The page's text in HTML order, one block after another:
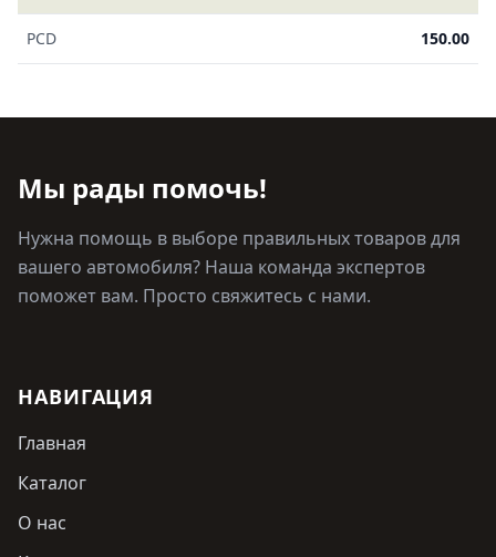
PCD 150.00
Мы рады помочь!
Нужна помощь в выборе правильных товаров для
вашего автомобиля? Наша команда экспертов
поможет вам. Просто свяжитесь с нами.
НАВИГАЦИЯ
Главная
Каталог
О нас